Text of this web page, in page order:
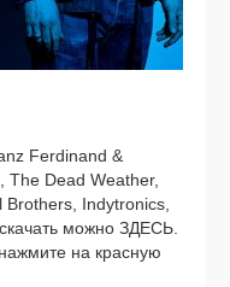
Ferdinand &
The Dead Weather,
Indytronics,
мож­но ЗДЕСЬ.
на крас­ную